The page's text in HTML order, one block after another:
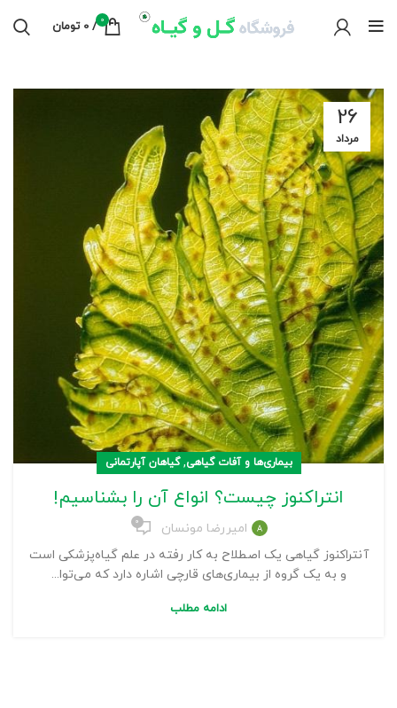
0
/
0 تومان
26
مرداد
بیماری‌ها و آفات گیاهی,گیاهان آپارتمانی
انتراکنوز چیست؟ انواع آن را بشناسیم!
امیررضا مونسان ۰
آنتراکنوز گیاهی یک اصطلاح به کار رفته در علم گیاه‌پزشکی است
و به یک گروه از بیماری‌های قارچی اشاره دارد که می‌توا...
ادامه مطلب